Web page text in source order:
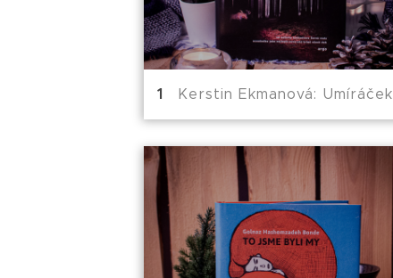
Kerstin Ekmanová: Umíráček